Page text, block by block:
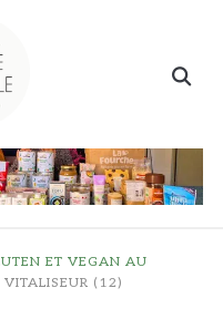
Search
ET VEGAN AU
(12)